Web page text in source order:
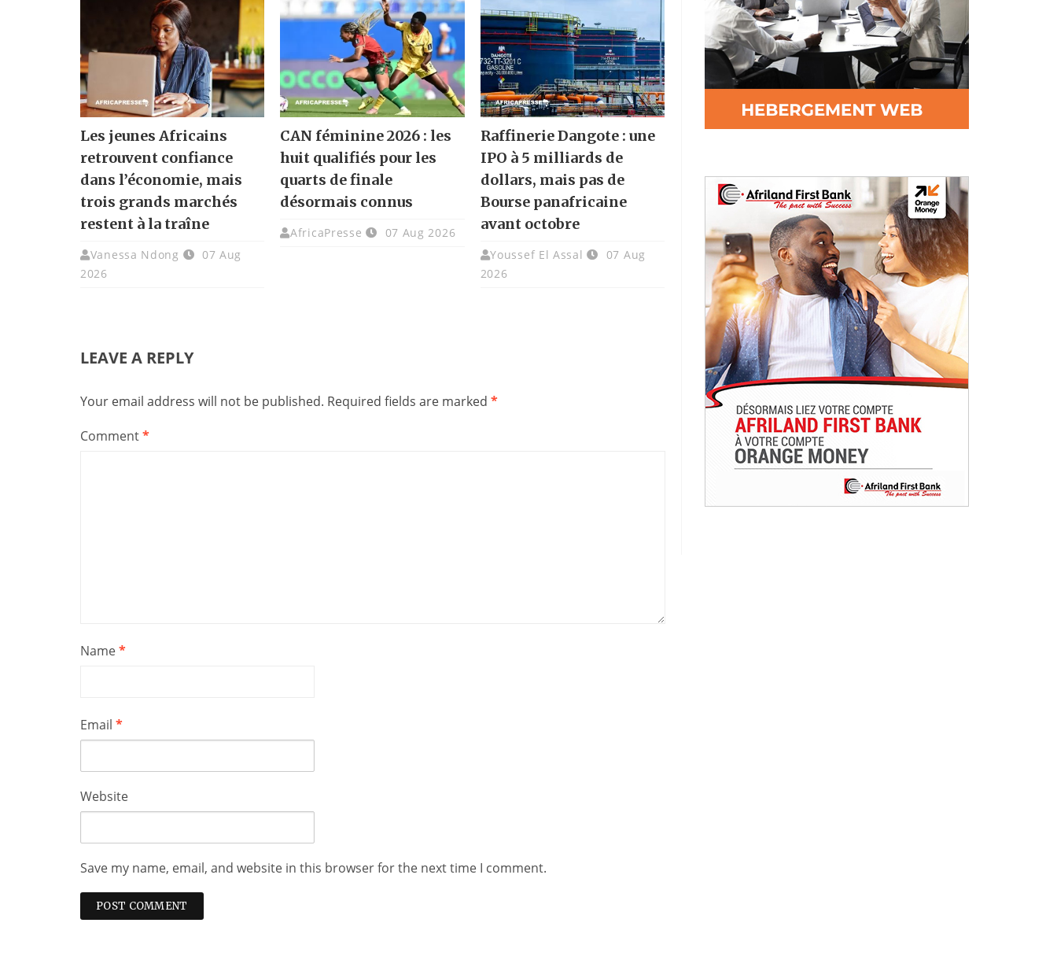
Les jeunes Africains
retrouvent confiance
dans l’économie, mais
trois grands marchés
restent à la traîne
Vanessa Ndong
07 Aug
2026
CAN féminine 2026 : les
huit qualifiés pour les
quarts de finale
désormais connus
AfricaPresse 07 Aug 2026
Raffinerie Dangote : une
IPO à 5 milliards de
dollars, mais pas de
Bourse panafricaine
avant octobre
Youssef El Assal
07 Aug
2026
LEAVE A REPLY
Your email address will not be published. Required fields are marked *
Comment*
Name*
Email *
Website
Save my name, email, and website in this browser for the next time I comment.